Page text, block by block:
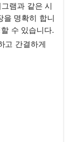
램과 같은 시
을 명확히 합니
수 있습니다.
고 간결하게